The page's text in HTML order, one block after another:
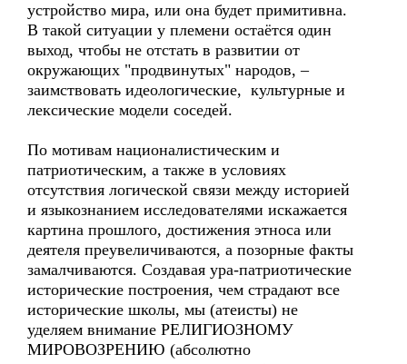
устройство мира, или она будет примитивна.
В такой ситуации у племени остаётся один
выход, чтобы не отстать в развитии от
окружающих "продвинутых" народов, –
заимствовать идеологические, культурные и
лексические модели соседей.
По мотивам националистическим и
патриотическим, а также в условиях
отсутствия логической связи между историей
и языкознанием исследователями искажается
картина прошлого, достижения этноса или
деятеля преувеличиваются, а позорные факты
замалчиваются. Создавая ура-патриотические
исторические построения, чем страдают все
исторические школы, мы (атеисты) не
уделяем внимание РЕЛИГИОЗНОМУ
МИРОВОЗРЕНИЮ (абсолютно